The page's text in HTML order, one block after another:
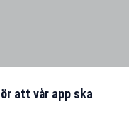
att vår app ska